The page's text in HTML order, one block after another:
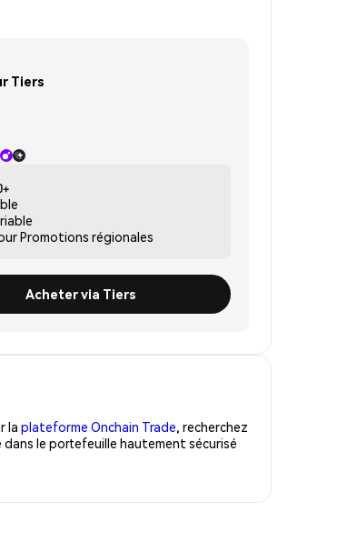
Tiers
Promotions régionales
Acheter via Tiers
la plateforme Onchain Trade, recherchez
le portefeuille hautement sécurisé